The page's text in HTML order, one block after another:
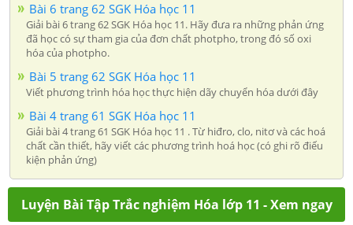
Bài 6 trang 62 SGK Hóa học 11
Giải bài 6 trang 62 SGK Hóa học 11. Hãy đưa ra những phản ứng
đã học có sự tham gia của đơn chất photpho, trong đó số oxi
hóa của photpho.
Bài 5 trang 62 SGK Hóa học 11
Viết phương trình hóa học thực hiện dãy chuyển hóa dưới đây
Bài 4 trang 61 SGK Hóa học 11
Giải bài 4 trang 61 SGK Hóa học 11 . Từ hiđro, clo, nitơ và các hoá
chất cần thiết, hãy viết các phương trình hoá học (có ghi rõ điếu
kiện phản ứng)
Luyện Bài Tập Trắc nghiệm Hóa lớp 11 - Xem ngay